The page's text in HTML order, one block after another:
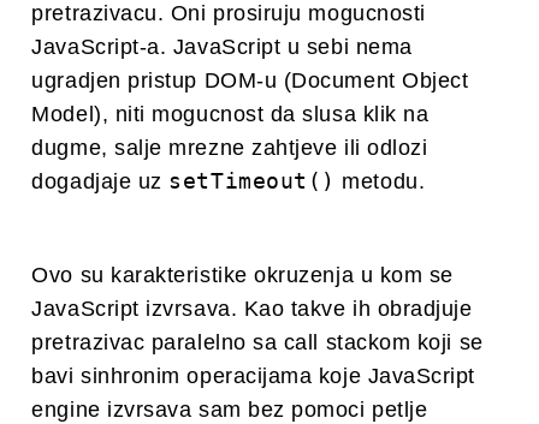
pretrazivacu. Oni prosiruju mogucnosti
JavaScript-a. JavaScript u sebi nema
ugradjen pristup DOM-u (Document Object
Model), niti mogucnost da slusa klik na
dugme, salje mrezne zahtjeve ili odlozi
dogadjaje uz setTimeout() metodu.
Ovo su karakteristike okruzenja u kom se
JavaScript izvrsava. Kao takve ih obradjuje
pretrazivac paralelno sa call stackom koji se
bavi sinhronim operacijama koje JavaScript
engine izvrsava sam bez pomoci petlje